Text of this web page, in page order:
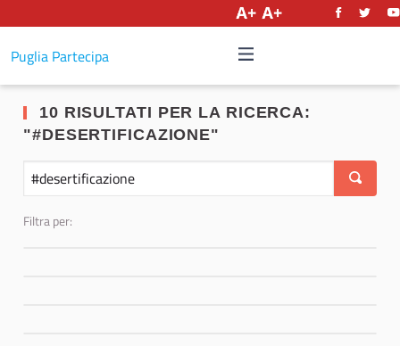
Puglia Partecipa
10 RISULTATI PER LA RICERCA:
"#DESERTIFICAZIONE"
Filtra per: